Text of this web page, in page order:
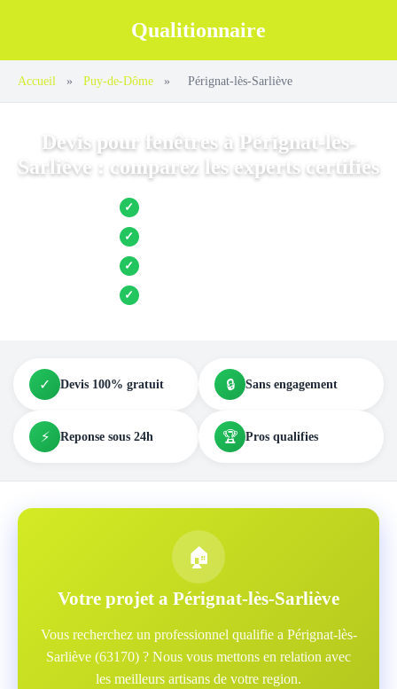
Qualitionnaire
Accueil » Puy-de-Dôme » Pérignat-lès-Sarliève
Devis pour fenêtres à Pérignat-lès-
Sarliève : comparez les experts certifiés
✓ Jusqu’à 3 devis comparés
✓ Entreprises locales vérifiées
✓ Pose garantie
✓ Aides et primes incluses
✓ Devis 100% gratuit 🔒 Sans engagement
⚡ Reponse sous 24h 🏆 Pros qualifies
🏠
Votre projet a Pérignat-lès-Sarliève
Vous recherchez un professionnel qualifie a Pérignat-lès-
Sarliève (63170) ? Nous vous mettons en relation avec
les meilleurs artisans de votre region.